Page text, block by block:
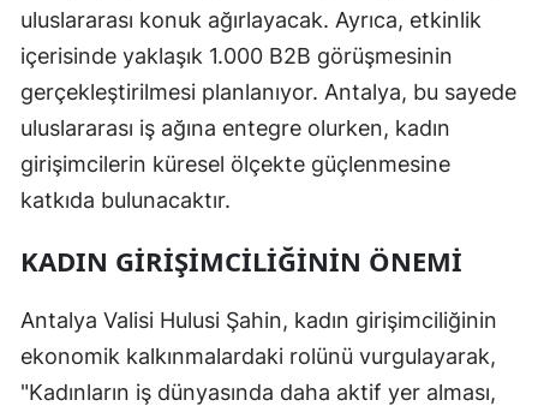
uluslararası konuk ağırlayacak. Ayrıca, etkinlik
içerisinde yaklaşık 1.000 B2B görüşmesinin
gerçekleştirilmesi planlanıyor. Antalya, bu sayede
uluslararası iş ağına entegre olurken, kadın
girişimcilerin küresel ölçekte güçlenmesine
katkıda bulunacaktır.
KADIN GIRIŞIMCILIĞININ ÖNEMI
Antalya Valisi Hulusi Şahin, kadın girişimciliğinin
ekonomik kalkınmalardaki rolünü vurgulayarak,
"Kadınların iş dünyasında daha aktif yer alması,